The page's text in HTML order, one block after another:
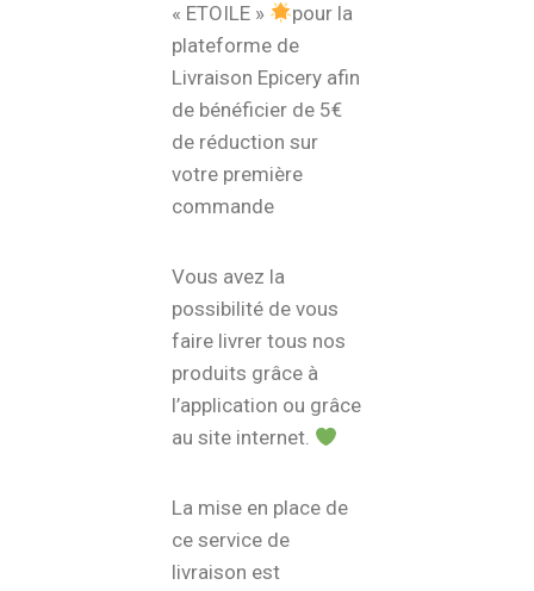
« ETOILE »
pour la
plateforme de
Livraison Epicery afin
de bénéficier de 5€
de réduction sur
votre première
commande
Vous avez la
possibilité de vous
faire livrer tous nos
produits grâce à
l’application ou grâce
au site internet.
La mise en place de
ce service de
livraison est